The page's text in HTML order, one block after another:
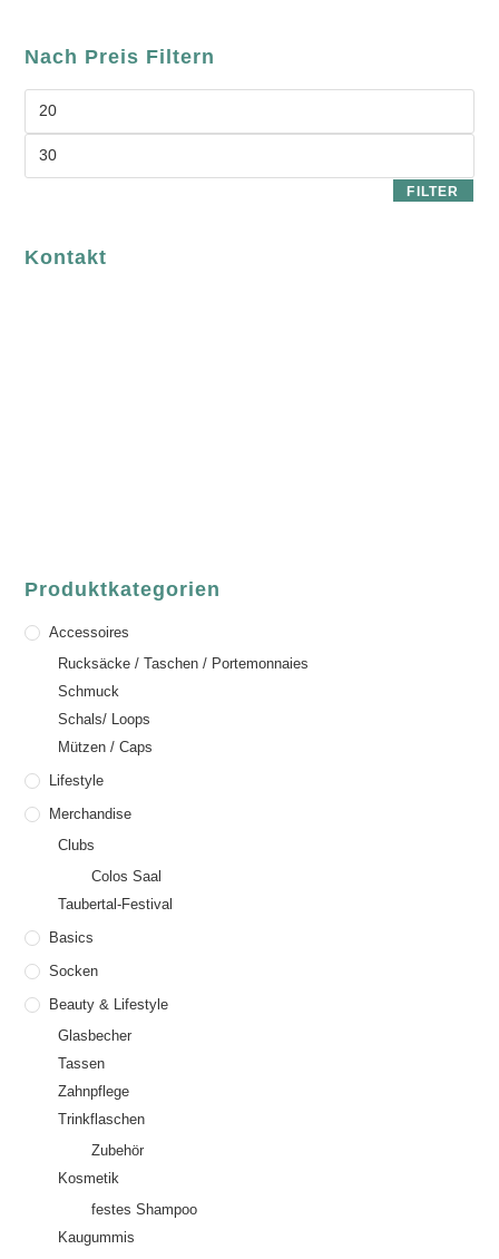
Nach Preis Filtern
FILTER
Kontakt
Produktkategorien
Accessoires
Rucksäcke / Taschen / Portemonnaies
Schmuck
Schals/ Loops
Mützen / Caps
Lifestyle
Merchandise
Clubs
Colos Saal
Taubertal-Festival
Basics
Socken
Beauty & Lifestyle
Glasbecher
Tassen
Zahnpflege
Trinkflaschen
Zubehör
Kosmetik
festes Shampoo
Kaugummis